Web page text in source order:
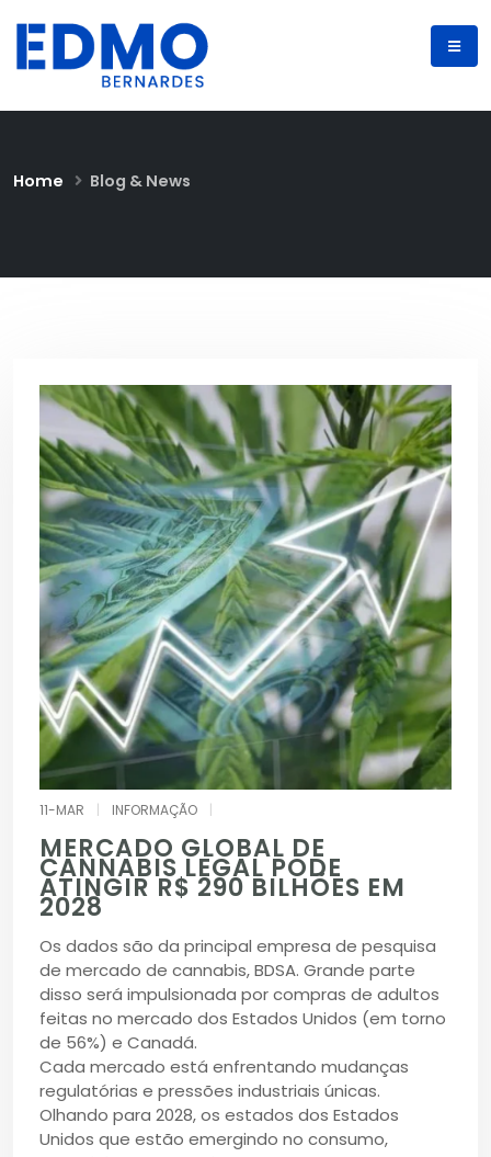
Home Blog & News
11-MAR INFORMAÇÃO
MERCADO GLOBAL DE
CANNABIS LEGAL PODE
ATINGIR R$ 290 BILHÕES EM
2028
Os dados são da principal empresa de pesquisa
de mercado de cannabis, BDSA. Grande parte
disso será impulsionada por compras de adultos
feitas no mercado dos Estados Unidos (em torno
de 56%) e Canadá.
Cada mercado está enfrentando mudanças
regulatórias e pressões industriais únicas.
Olhando para 2028, os estados dos Estados
Unidos que estão emergindo no consumo,